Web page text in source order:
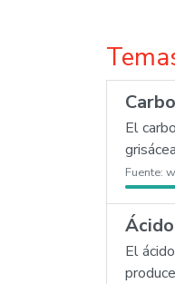
El
Fuente:
El